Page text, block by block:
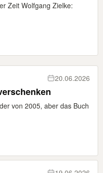
Zeit Wolfgang Zielke:
20.06.2026
von 2005, aber das Buch